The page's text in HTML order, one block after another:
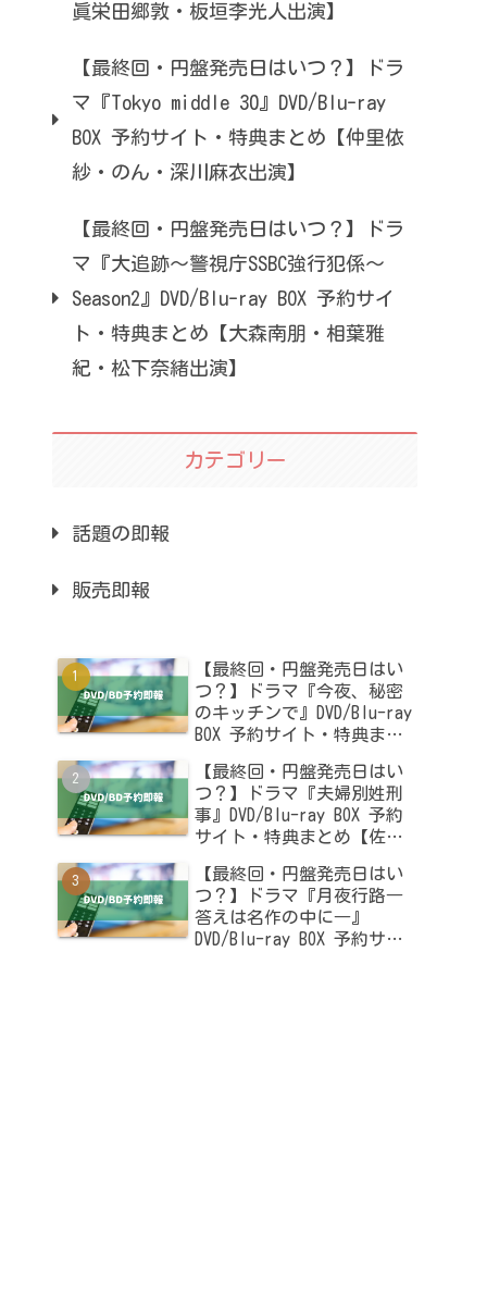
眞栄田郷敦・板垣李光人出演】
【最終回・円盤発売日はいつ？】ドラ
マ『Tokyo middle 30』DVD/Blu-ray
BOX 予約サイト・特典まとめ【仲里依
紗・のん・深川麻衣出演】
【最終回・円盤発売日はいつ？】ドラ
マ『大追跡～警視庁SSBC強行犯係～
Season2』DVD/Blu-ray BOX 予約サイ
ト・特典まとめ【大森南朋・相葉雅
紀・松下奈緒出演】
カテゴリー
話題の即報
販売即報
【最終回・円盤発売日はい
つ？】ドラマ『今夜、秘密
のキッチンで』DVD/Blu-ray
BOX 予約サイト・特典まと
演】
【最終回・円盤発売日はい
つ？】ドラマ『夫婦別姓刑
事』DVD/Blu-ray BOX 予約
サイト・特典まとめ【佐藤
【最終回・円盤発売日はい
つ？】ドラマ『月夜行路―
答えは名作の中に―』
DVD/Blu-ray BOX 予約サイ